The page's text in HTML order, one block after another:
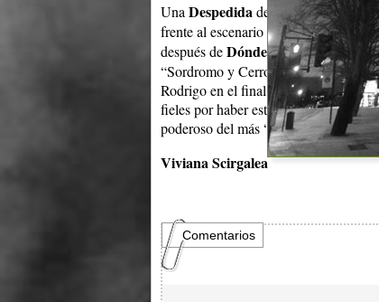
UnaDespedidadetonante, hizo
frente al escenario hasta que culminó
después deDónde vas(de su EP
“Sordromo y Cerro” en letras bien
Rodrigo en el final, quien emocionado
fieles por haber estado ahí y estar ahí
poderoso del más “Sordromo”
Viviana Scirgalea
Comentarios